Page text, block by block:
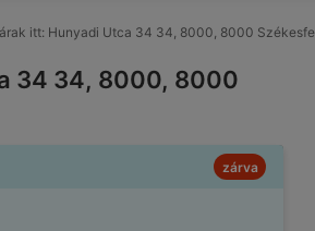
itt: Hunyadi Utca 34 34, 8000, 8000
34 34, 8000, 8000
zárva